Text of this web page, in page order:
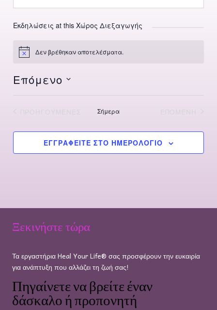
Εκδηλώσεις at this Χώρος Διεξαγωγής
Notice Δεν βρέθηκαν αποτελέσματα.
Επόμενο
Σήμερα
ΕΓΓΡΑΦΕΊΤΕ ΣΤΟ ΗΜΕΡΟΛΌΓΙΟ
Ξεκινήστε τώρα
Τα εργαστήρια Heal Your Life® σας προσφέρουν την ευκαιρία
για ανάπτυξη που αλλάζει τη ζωή σας!
Πηγαίνετε να βρείτε έναν
δάσκαλο ή προπονητή